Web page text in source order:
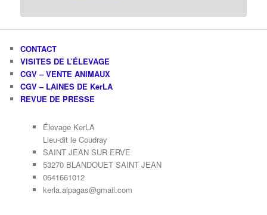
CONTACT
VISITES DE L’ÉLEVAGE
CGV – VENTE ANIMAUX
CGV – LAINES DE KerLA
REVUE DE PRESSE
Élevage KerLA
Lieu-dit le Coudray
SAINT JEAN SUR ERVE
53270 BLANDOUET SAINT JEAN
0641661012
kerla.alpagas@gmail.com